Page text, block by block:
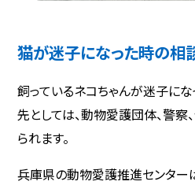
猫が迷子になった時の相
飼っているネコちゃんが迷子に
先としては、動物愛護団体、警察
られます。
兵庫県の動物愛護推進センター